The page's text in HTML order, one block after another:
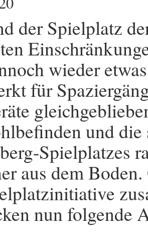
der Spielplatz
wieder
für
und
Spielplatzes
aus dem
nun folgende